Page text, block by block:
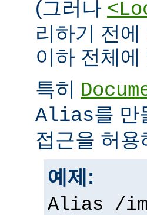
(그러나
리하기 전
이하 전체
특히
Alias를 만
접근을 허용
예제:
Alias /